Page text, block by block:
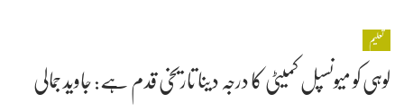
تعلیم
لوہی کو میونسپل کمیٹی کا درجہ دینا تاریخی قدم ہے: جاوید جمالی